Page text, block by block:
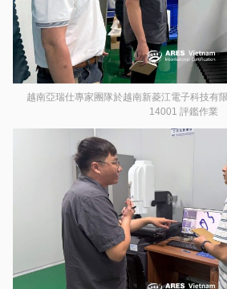
越南亞瑞仕專家團隊於越南新菱江電子科技有
14001 評鑑作業